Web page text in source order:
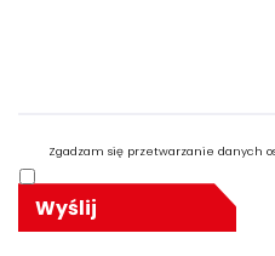
Zgadzam się przetwarzanie danych